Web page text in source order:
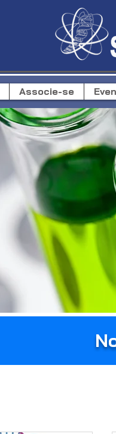
Associe-se